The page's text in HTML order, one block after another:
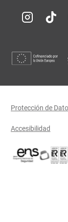
Redes
Menú legal
Protección de
Accesibilidad